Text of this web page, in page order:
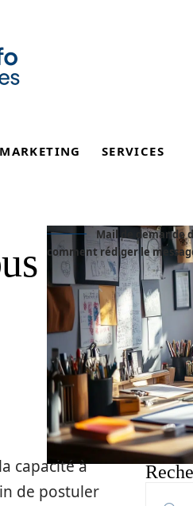
MARKETING SERVICES
Mail de demande
comment rédiger le
capacité à
de postuler